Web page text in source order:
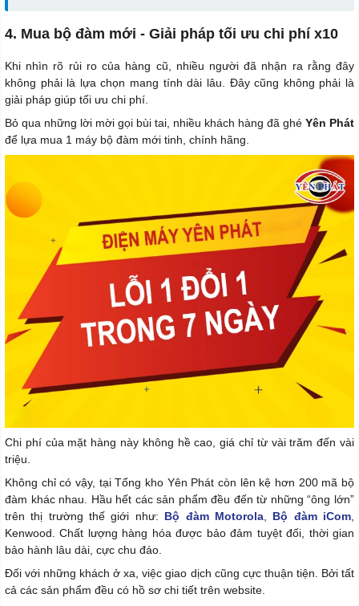
4. Mua bộ đàm mới - Giải pháp tối ưu chi phí x10
Khi nhìn rõ rủi ro của hàng cũ, nhiều người đã nhận ra rằng đây
không phải là lựa chọn mang tính dài lâu. Đây cũng không phải là
giải pháp giúp tối ưu chi phí.
Bỏ qua những lời mời gọi bùi tai, nhiều khách hàng đã ghé Yên Phát
để lựa mua 1 máy bộ đàm mới tinh, chính hãng.
Chi phí của mặt hàng này không hề cao, giá chỉ từ vài trăm đến vài
triệu.
Không chỉ có vậy, tại Tổng kho Yên Phát còn lên kệ hơn 200 mã bộ
đàm khác nhau. Hầu hết các sản phẩm đều đến từ những “ông lớn”
trên thị trường thế giới như: Bộ đàm Motorola, Bộ đàm iCom,
Kenwood. Chất lượng hàng hóa được bảo đảm tuyệt đối, thời gian
bảo hành lâu dài, cực chu đáo.
Đối với những khách ở xa, việc giao dịch cũng cực thuận tiện. Bởi tất
cả các sản phẩm đều có hồ sơ chi tiết trên website.